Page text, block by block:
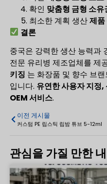
확인 맞춤형 금형 소유
최소한 계획 생산제품
결론
중국은 강력한 생산 능력과
전문 유리병 제조업체를 제
키징 는 화장품 및 향수 브
입니다. 유연한 사용자 지정
OEM 서비스.
이전 게시물
커스텀 PE 립스틱 립밤 튜브 5-12ml
관심을 가질 만한